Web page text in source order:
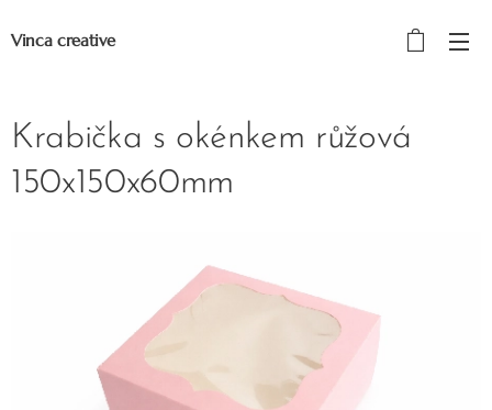
Vinca creative
Krabička s okénkem růžová
150x150x60mm